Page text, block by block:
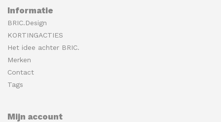
Informatie
BRIC.Design
KORTINGACTIES
Het idee achter BRIC.
Merken
Contact
Tags
Mijn account